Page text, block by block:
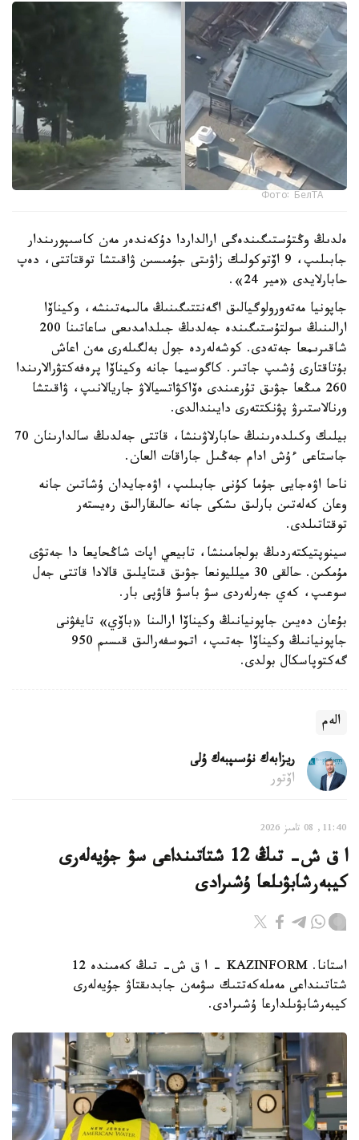
Фото: БелТА
ەلدىڭ وڭتۇستىگىندەگى ارالداردا دۇكەندەر مەن كاسىپورىندار
جابىلىپ، 9 اۆتوكولىك زاۋىتى جۇمىسىن ۋاقىتشا توقتاتتى، دەپ
حابارلايدى «مير 24».
جاپونيا مەتەورولوگيالىق اگەنتتىگىنىڭ مالىمەتىنشە، وكيناۆا
ارالىنىڭ سولتۇستىگىندە جەلدىڭ جىلدامدىعى ساعاتىنا 200
شاقىرىمعا جەتەدى. كوشەلەردە جول بەلگىلەرى مەن اعاش
بۇتاقتارى ۇشىپ جاتىر. كاگوسيما جانە وكيناۆا پرەفەكتۋرالارىندا
260 مىڭعا جۋىق تۇرعىندى ەۆاكۋاتسيالاۋ جاريالانىپ، ۋاقىتشا
ورنالاستىرۋ پۋنكتتەرى دايىندالدى.
بيلىك وكىلدەرىنىڭ حابارلاۋىنشا، قاتتى جەلدىڭ سالدارىنان 70
جاستاعى ءۇش ادام جەڭىل جاراقات العان.
ناحا اۋەجايى جۇما كۇنى جابىلىپ، اۋەجايدان ۇشاتىن جانە
وعان كەلەتىن بارلىق ىشكى جانە حالىقارالىق رەيستەر
توقتاتىلدى.
سينوپتيكتەردىڭ بولجامىنشا، تابيعي اپات شاڭحايعا دا جەتۋى
مۇمكىن. حالقى 30 ميلليونعا جۋىق قىتايلىق قالادا قاتتى جەل
سوعىپ، كەي جەرلەردى سۋ باسۋ قاۋپى بار.
بۇعان دەيىن جاپونيانىڭ وكيناۆا ارالىنا «باۆي» تايفۋنى
جاپونيانىڭ وكيناۆا جەتىپ، اتموسفەرالىق قىسىم 950
گەكتوپاسكال بولدى.
الەم
ريزابەك نۇسىپبەك ۇلى
اۆتور
11:40, 08 تامىز 2026
ا ق ش- تىڭ 12 شتاتىنداعى سۋ جۇيەلەرى
كيبەرشابۋىلعا ۇشىرادى
استانا. KAZINFORM – ا ق ش- تىڭ كەمىندە 12
شتاتىنداعى مەملەكەتتىك سۋمەن جابدىقتاۋ جۇيەلەرى
كيبەرشابۋىلدارعا ۇشىرادى.